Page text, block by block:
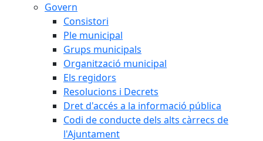
Govern
Consistori
Ple municipal
Grups municipals
Organització municipal
Els regidors
Resolucions i Decrets
Dret d'accés a la informació pública
Codi de conducte dels alts càrrecs de
l'Ajuntament